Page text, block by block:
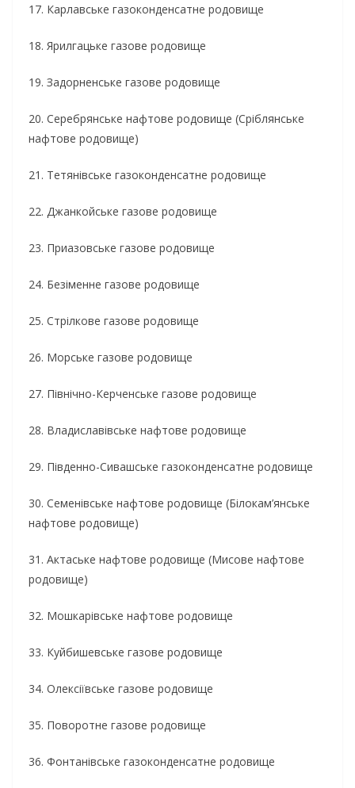
17. Карлавське газоконденсатне родовище
18. Ярилгацьке газове родовище
19. Задорненське газове родовище
20. Серебрянське нафтове родовище (Сріблянське
нафтове родовище)
21. Тетянівське газоконденсатне родовище
22. Джанкойське газове родовище
23. Приазовське газове родовище
24. Безіменне газове родовище
25. Стрілкове газове родовище
26. Морське газове родовище
27. Північно-Керченське газове родовище
28. Владиславівське нафтове родовище
29. Південно-Сивашське газоконденсатне родовище
30. Семенівське нафтове родовище (Білокам’янське
нафтове родовище)
31. Актаське нафтове родовище (Мисове нафтове
родовище)
32. Мошкарівське нафтове родовище
33. Куйбишевське газове родовище
34. Олексіївське газове родовище
35. Поворотне газове родовище
36. Фонтанівське газоконденсатне родовище